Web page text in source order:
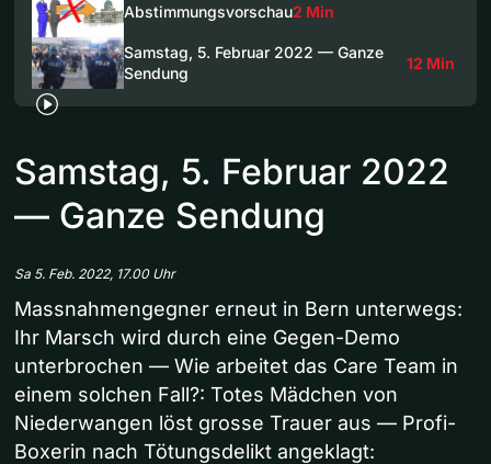
Abstimmungsvorschau2 Min
Samstag, 5. Februar 2022 — Ganze
Sendung
12 Min
Samstag, 5. Februar 2022
— Ganze Sendung
Sa 5. Feb. 2022, 17.00 Uhr
Massnahmengegner erneut in Bern unterwegs:
Ihr Marsch wird durch eine Gegen-Demo
unterbrochen — Wie arbeitet das Care Team in
einem solchen Fall?: Totes Mädchen von
Niederwangen löst grosse Trauer aus — Profi-
Boxerin nach Tötungsdelikt angeklagt: